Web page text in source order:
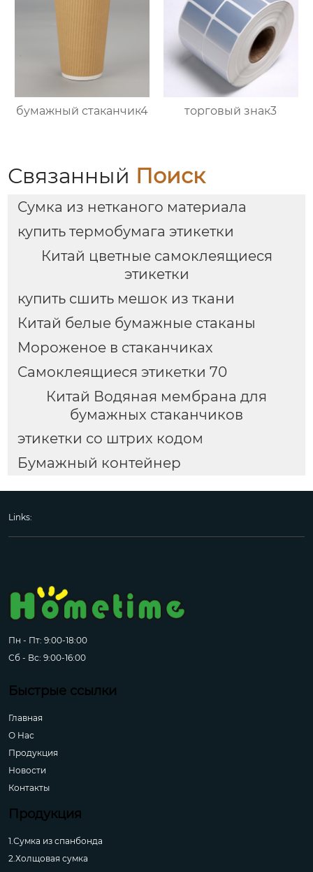
бумажный стаканчик4 торговый знак3
Связанный Поиск
Сумка из нетканого материала
купить термобумага этикетки
Китай цветные самоклеящиеся
этикетки
купить сшить мешок из ткани
Китай белые бумажные стаканы
Мороженое в стаканчиках
Самоклеящиеся этикетки 70
Китай Водяная мембрана для
бумажных стаканчиков
этикетки со штрих кодом
Бумажный контейнер
Links:
Пн - Пт: 9:00-18:00
Сб - Вс: 9:00-16:00
Быстрые ссылки
Главная
О Hас
Продукция
Новости
Контакты
Продукция
1.Сумка из спанбонда
2.Холщовая сумка